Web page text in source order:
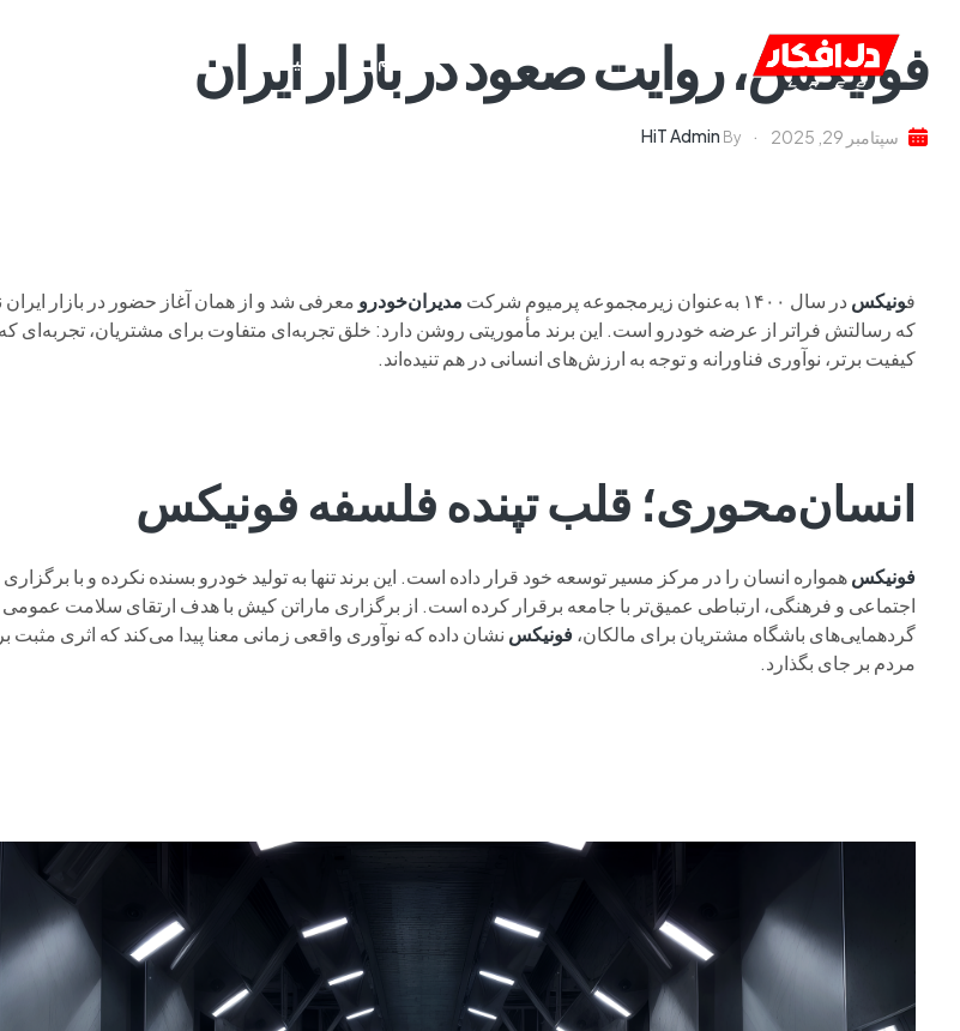
خانه ام وی ام فونیکس
فونیکس، روایت صعود در بازار ایران
سپتامبر 29, 2025 By
HiT Admin
فونیکس در سال ۱۴۰۰ به‌عنوان زیرمجموعه پرمیوم شرکت مدیران‌خودرو معرفی شد و از همان آغاز حضور در بازار ایران
که رسالتش فراتر از عرضه خودرو است. این برند مأموریتی روشن دارد: خلق تجربه‌ای متفاوت برای مشتریان، تجربه‌ای
کیفیت برتر، نوآوری فناورانه و توجه به ارزش‌های انسانی در هم تنیده‌اند.
انسان‌محوری؛ قلب تپنده فلسفه فونیکس
فونیکسهمواره انسان را در مرکز مسیر توسعه خود قرار داده است. این برند تنها به تولید خودرو بسنده نکرده و با برگزاری
اجتماعی و فرهنگی، ارتباطی عمیق‌تر با جامعه برقرار کرده است. از برگزاری ماراتن کیش با هدف ارتقای سلامت عمومی
گردهمایی‌های باشگاه مشتریان برای مالکان،فونیکس نشان داده که نوآوری واقعی زمانی معنا پیدا می‌کند که اثری مثبت
مردم بر جای بگذارد.